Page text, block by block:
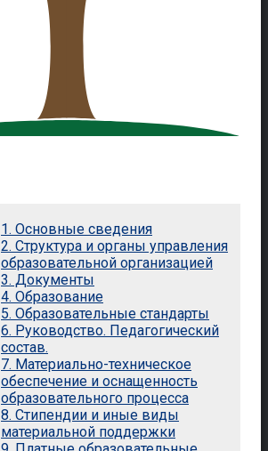
1. Основные сведения
2. Структура и органы управления
образовательной организацией
3. Документы
4. Образование
5. Образовательные стандарты
6. Руководство. Педагогический
состав.
7. Материально-техническое
обеспечение и оснащенность
образовательного процесса
8. Стипендии и иные виды
материальной поддержки